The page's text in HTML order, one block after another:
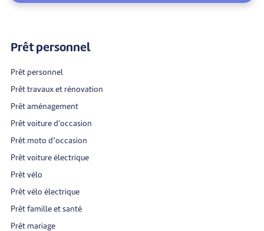
Prêt personnel
Prêt personnel
Prêt travaux et rénovation
Prêt aménagement
Prêt voiture d'occasion
Prêt moto d’occasion
Prêt voiture électrique
Prêt vélo
Prêt vélo électrique
Prêt famille et santé
Prêt mariage